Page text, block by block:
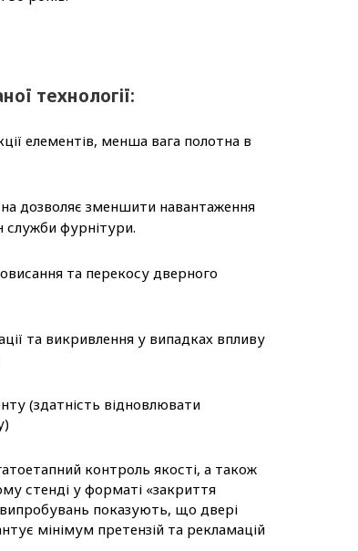
технології:
елементів, менша вага полотна в
дозволяє зменшити навантаження
служби фурнітури.
та перекосу дверного
та викривлення у випадках впливу
(здатність відновлювати
контроль якості, а також
стенді у форматі «закриття
випробувань показують, що двері
мінімум претензій та рекламацій